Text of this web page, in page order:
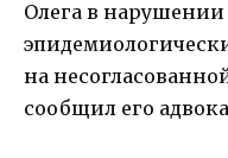
Олега в
на
сообщил его